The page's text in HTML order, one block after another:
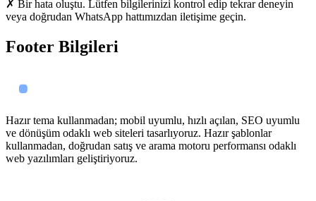
✗ Bir hata oluştu. Lütfen bilgilerinizi kontrol edip tekrar deneyin
veya doğrudan WhatsApp hattımızdan iletişime geçin.
Footer Bilgileri
Hazır tema kullanmadan; mobil uyumlu, hızlı açılan, SEO uyumlu
ve dönüşüm odaklı web siteleri tasarlıyoruz. Hazır şablonlar
kullanmadan, doğrudan satış ve arama motoru performansı odaklı
web yazılımları geliştiriyoruz.